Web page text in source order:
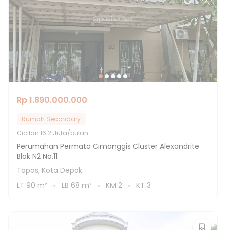
Rp 1.890.000.000
Rumah Secondary
Cicilan 16.2 Juta/bulan
Perumahan Permata Cimanggis Cluster Alexandrite
Blok N2 No.11
Tapos, Kota Depok
LT 90 m² LB 68 m² KM 2 KT 3